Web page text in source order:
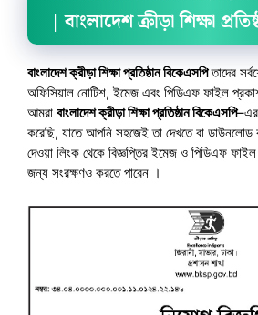
|বাংলাদেশ ক্রীড়া শিক্ষা
বাংলাদেশ ক্রীড়া শিক্ষা প্রতিষ্ঠান বিকেএসপিতাদের
অফিসিয়াল নোটিশ, ইমেজ এবং পিডিএফ ফাইল
আমরা বাংলাদেশ ক্রীড়া শিক্ষা প্রতিষ্ঠান বিকেএসপি
করেছি, যাতে আপনি সহজেই তা দেখতে বা ডাউনলোড
দেওয়া লিংক থেকে বিজ্ঞপ্তির ইমেজ ও পিডিএফ
জন্য সংরক্ষণও করতে পারেন ।